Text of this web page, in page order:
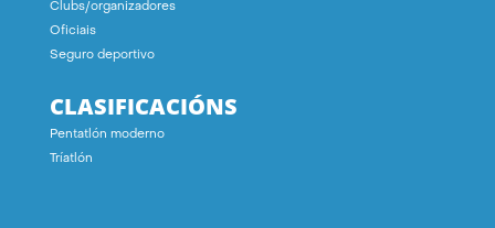
Clubs/organizadores
Oficiais
Seguro deportivo
CLASIFICACIÓNS
Pentatlón moderno
Tríatlón